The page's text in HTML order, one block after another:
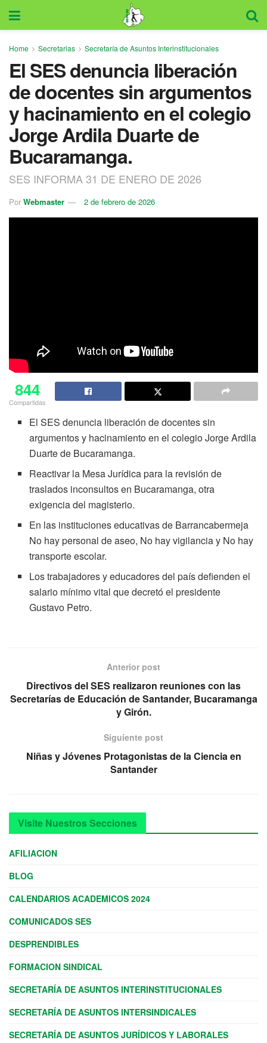
Home Secretarias Secretaría de Asuntos Interinstitucionales
El SES denuncia liberación
de docentes sin argumentos
y hacinamiento en el colegio
Jorge Ardila Duarte de
Bucaramanga.
SES INFORMA 31 DE ENERO DE 2026
Por Webmaster 2 de febrero de 2026
844
Compartidas
El SES denuncia liberación de docentes sin
argumentos y hacinamiento en el colegio Jorge Ardila
Duarte de Bucaramanga.
Reactivar la Mesa Jurídica para la revisión de
traslados inconsultos en Bucaramanga, otra
exigencia del magisterio.
En las instituciones educativas de Barrancabermeja
No hay personal de aseo, No hay vigilancia y No hay
transporte escolar.
Los trabajadores y educadores del país defienden el
salario mínimo vital que decretó el presidente
Gustavo Petro.
Anterior post
Directivos del SES realizaron reuniones con las
Secretarías de Educación de Santander, Bucaramanga
y Girón.
Siguiente post
Niñas y Jóvenes Protagonistas de la Ciencia en
Santander
Visite Nuestros Secciones
AFILIACION
BLOG
CALENDARIOS ACADEMICOS 2024
COMUNICADOS SES
DESPRENDIBLES
FORMACION SINDICAL
SECRETARÍA DE ASUNTOS INTERINSTITUCIONALES
SECRETARÍA DE ASUNTOS INTERSINDICALES
SECRETARÍA DE ASUNTOS JURÍDICOS Y LABORALES